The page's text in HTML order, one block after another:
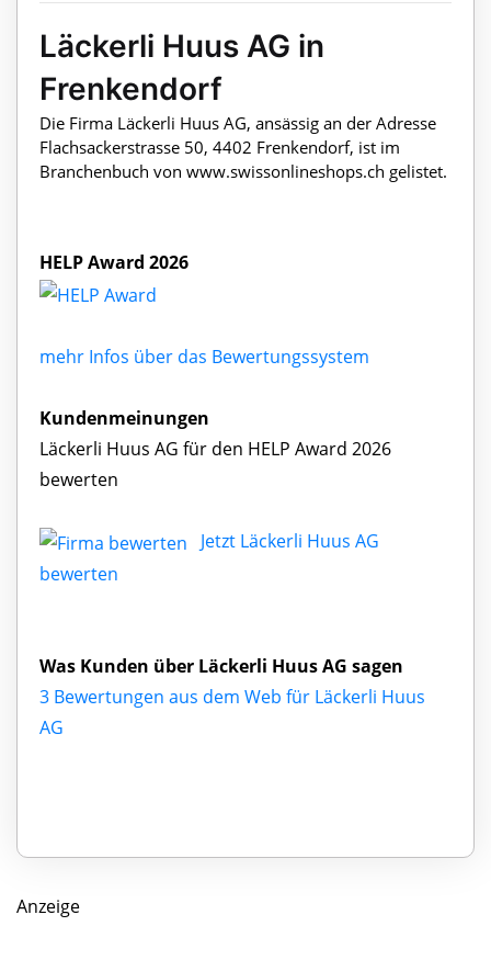
Läckerli Huus AG in
Frenkendorf
Die Firma Läckerli Huus AG, ansässig an der Adresse
Flachsackerstrasse 50, 4402 Frenkendorf, ist im
Branchenbuch von www.swissonlineshops.ch gelistet.
HELP Award 2026
mehr Infos über das Bewertungssystem
Kundenmeinungen
Läckerli Huus AG für den HELP Award 2026
bewerten
Jetzt Läckerli Huus AG
bewerten
Was Kunden über Läckerli Huus AG sagen
3 Bewertungen aus dem Web für Läckerli Huus
AG
Anzeige